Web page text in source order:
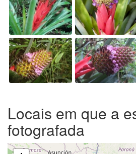
Locais em que a
fotografada